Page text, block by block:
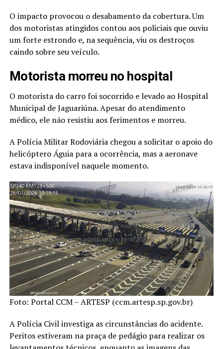
O impacto provocou o desabamento da cobertura. Um
dos motoristas atingidos contou aos policiais que ouviu
um forte estrondo e, na sequência, viu os destroços
caindo sobre seu veículo.
Motorista morreu no hospital
O motorista do carro foi socorrido e levado ao Hospital
Municipal de Jaguariúna. Apesar do atendimento
médico, ele não resistiu aos ferimentos e morreu.
A Polícia Militar Rodoviária chegou a solicitar o apoio do
helicóptero Águia para a ocorrência, mas a aeronave
estava indisponível naquele momento.
Foto: Portal CCM – ARTESP (ccm.artesp.sp.gov.br)
A Polícia Civil investiga as circunstâncias do acidente.
Peritos estiveram na praça de pedágio para realizar os